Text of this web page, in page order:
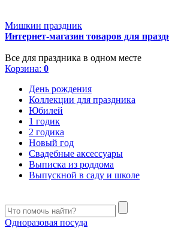
Мишкин праздник
Интернет-магазин товаров для
Все для праздника в одном месте
Корзина: 0
День рождения
Коллекции для праздника
Юбилей
1 годик
2 годика
Новый год
Свадебные аксессуары
Выписка из роддома
Выпускной в саду и школе
Одноразовая посуда